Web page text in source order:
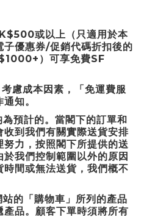
或以上（只適用於本
子優惠券/促銷代碼折扣後的
）可享免費SF
考慮成本因素，「免運費服
知。
預計的。當閣下的訂單和
到我們有關實際送貨安排
力，按照閣下所提供的送
我們控制範圍以外的原因
間或無法送貨，我們概不
的「購物車」所列的產品
品。顧客下單時須將所有